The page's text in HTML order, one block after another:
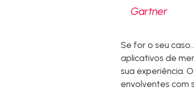
Gartner
Se for o seu
aplicativos de
sua experiência.
envolventes com